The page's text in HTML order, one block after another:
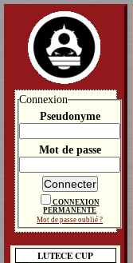
Connexion
Pseudonyme
Mot de passe
CONNEXION
PERMANENTE
Mot de passe oublié ?
LUTECE CUP